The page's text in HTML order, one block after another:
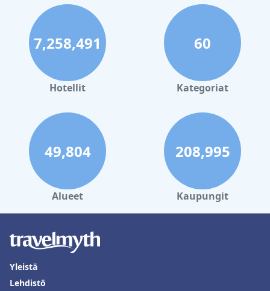
7,258,491
Hotellit
60
Kategoriat
49,804
Alueet
208,995
Kaupungit
Yleistä
Lehdistö